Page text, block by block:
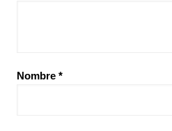
Nombre *